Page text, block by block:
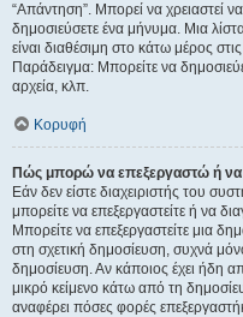
“Απάντηση”. Μπορεί να χρειαστεί
δημοσιεύσετε ένα μήνυμα. Μια
είναι διαθέσιμη στο κάτω μέρος
Παράδειγμα: Μπορείτε να
αρχεία, κλπ.
Κορυφή
Πώς μπορώ να επεξεργαστώ ή να
Εάν δεν είστε διαχειριστής του
μπορείτε να επεξεργαστείτε ή να
Μπορείτε να επεξεργαστείτε μια
στη σχετική δημοσίευση, συχνά
δημοσίευση. Αν κάποιος έχει ήδη
μικρό κείμενο κάτω από τη
αναφέρει πόσες φορές